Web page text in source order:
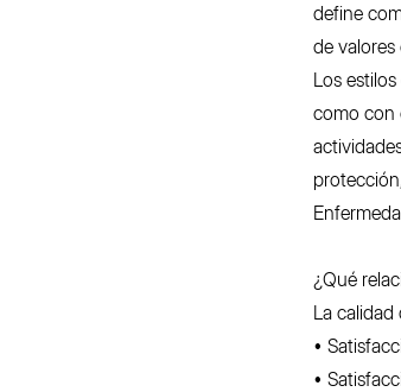
define
de
Los
como con
¿Qué
La
•
•